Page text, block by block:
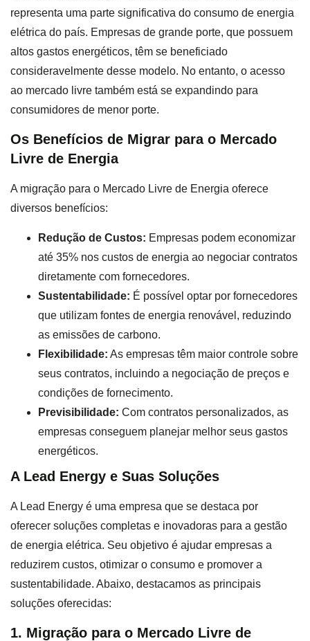
representa uma parte significativa do consumo de energia
elétrica do país. Empresas de grande porte, que possuem
altos gastos energéticos, têm se beneficiado
consideravelmente desse modelo. No entanto, o acesso
ao mercado livre também está se expandindo para
consumidores de menor porte.
Os Benefícios de Migrar para o Mercado
Livre de Energia
A migração para o Mercado Livre de Energia oferece
diversos benefícios:
Redução de Custos: Empresas podem economizar
até 35% nos custos de energia ao negociar contratos
diretamente com fornecedores.
Sustentabilidade: É possível optar por fornecedores
que utilizam fontes de energia renovável, reduzindo
as emissões de carbono.
Flexibilidade: As empresas têm maior controle sobre
seus contratos, incluindo a negociação de preços e
condições de fornecimento.
Previsibilidade: Com contratos personalizados, as
empresas conseguem planejar melhor seus gastos
energéticos.
A Lead Energy e Suas Soluções
A Lead Energy é uma empresa que se destaca por
oferecer soluções completas e inovadoras para a gestão
de energia elétrica. Seu objetivo é ajudar empresas a
reduzirem custos, otimizar o consumo e promover a
sustentabilidade. Abaixo, destacamos as principais
soluções oferecidas:
1. Migração para o Mercado Livre de